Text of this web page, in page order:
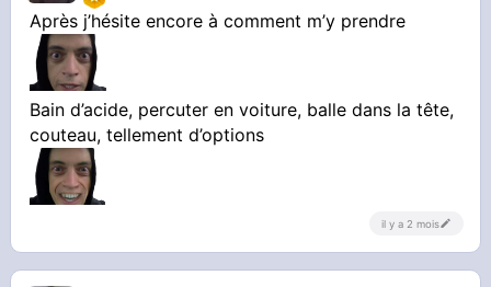
Après j’hésite encore à comment m’y prendre
Bain d’acide, percuter en voiture, balle dans la tête,
couteau, tellement d’options
il y a 2 mois